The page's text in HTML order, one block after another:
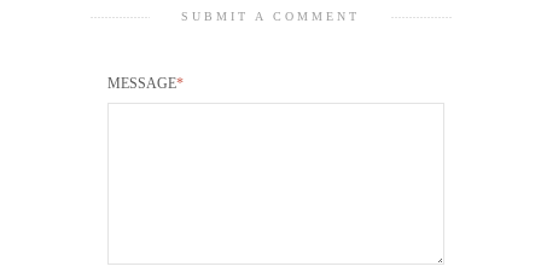
SUBMIT A COMMENT
MESSAGE*